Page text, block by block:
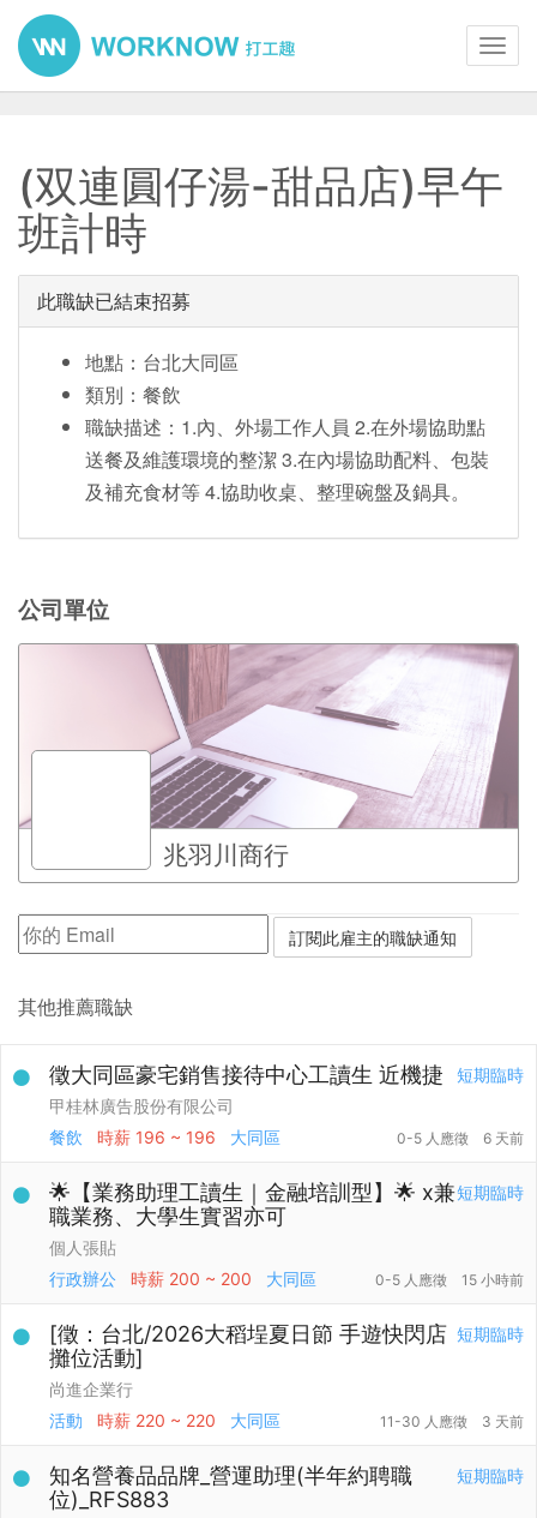
(双連圓仔湯-甜品店)早午
班計時
此職缺已結束招募
地點：台北大同區
類別：餐飲
職缺描述：1.內、外場工作人員 2.在外場協助點
送餐及維護環境的整潔 3.在內場協助配料、包裝
及補充食材等 4.協助收桌、整理碗盤及鍋具。
公司單位
兆羽川商行
其他推薦職缺
短期臨時
徵大同區豪宅銷售接待中心工讀生 近機捷
甲桂林廣告股份有限公司
餐飲
時薪 196 ~ 196 大同區 0-5 人應徵 6 天前
短期臨時
🌟【業務助理工讀生｜金融培訓型】🌟 x兼
職業務、大學生實習亦可
個人張貼
行政辦公
時薪 200 ~ 200 大同區 0-5 人應徵 15 小時前
短期臨時
[徵：台北/2026大稻埕夏日節 手遊快閃店
攤位活動]
尚進企業行
活動
時薪 220 ~ 220 大同區 11-30 人應徵 3 天前
短期臨時
知名營養品品牌_營運助理(半年約聘職
位)_RFS883